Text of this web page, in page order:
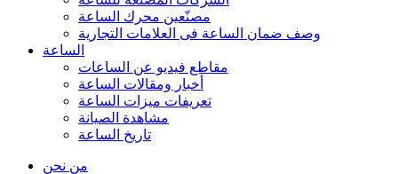
مصنّعين محرك الساعة
وصف ضمان الساعة فی العلامات التجارية
الساعة
مقاطع فيديو عن الساعات
أخبار ومقالات الساعة
تعريفات ميزات الساعة
مشاهدة الصيانة
تاريخ الساعة
من نحن